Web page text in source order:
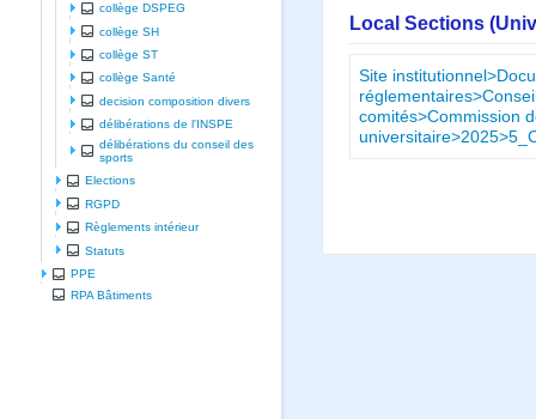
collège DSPEG
collège SH
collège ST
collège Santé
decision composition divers
délibérations de l'INSPE
délibérations du conseil des
sports
Elections
RGPD
Règlements intérieur
Statuts
PPE
RPA Bâtiments
Local Sections
Site
comités>Commission